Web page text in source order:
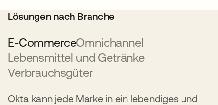
Lösungen nach Branche
E-CommerceOmnichannel
Lebensmittel und Getränke
Verbrauchsgüter
Okta kann jede Marke in ein lebendiges und